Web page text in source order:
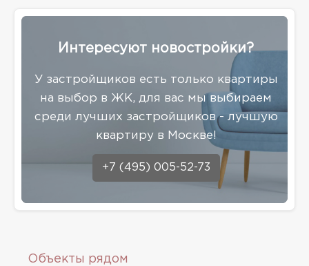
Интересуют новостройки?
У застройщиков есть только квартиры
на выбор в ЖК, для вас мы выбираем
среди лучших застройщиков - лучшую
квартиру в Москве!
+7 (495) 005-52-73
Объекты рядом